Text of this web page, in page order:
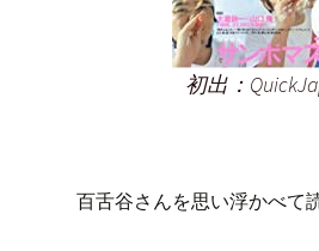
初出：
百舌谷さんを思い浮かべて